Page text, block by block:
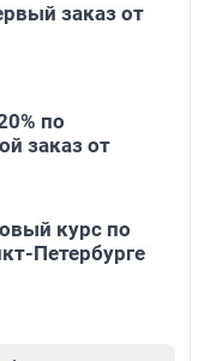
заказ от
по
заказ от
курс по
Петербурге